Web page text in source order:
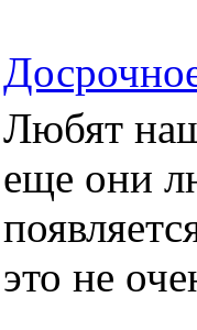
Любят
еще они
это не